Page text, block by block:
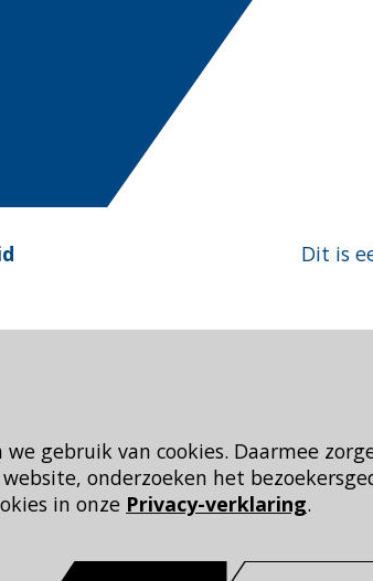
gebruik van cookies. Daarmee
onderzoeken het
in onze Privacy-verklaring.
Dit is